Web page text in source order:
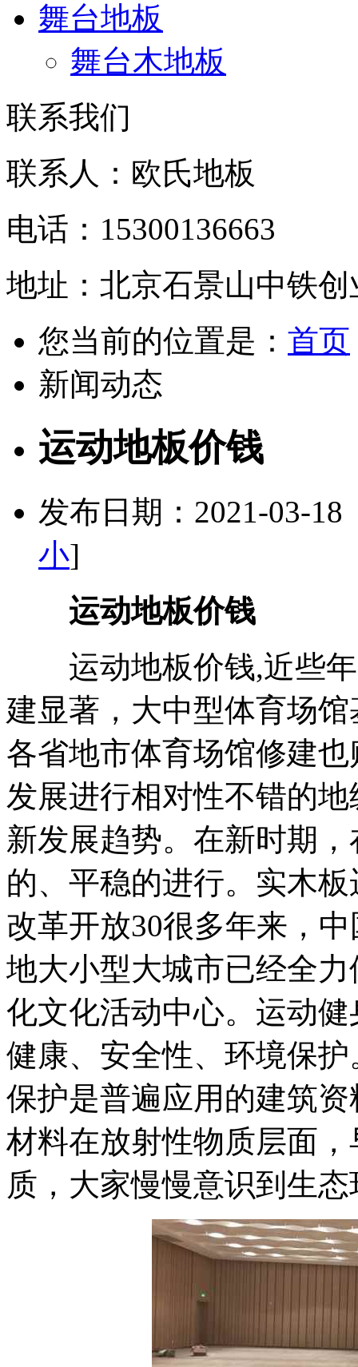
舞台地板
舞台木地板
联系我们
联系人：欧氏地板
电话：15300136663
地址：北京石景山中铁
您当前的位置是： 首页
新闻动态
运动地板价钱
发布日期：2021-03-
小]
运动地板价钱
运动地板价钱,近些年
建显著，大中型体育场
各省地市体育场馆修建
发展进行相对性不错的
新发展趋势。在新时期
的、平稳的进行。实木
改革开放30很多年来，
地大小型大城市已经全
化文化活动中心。运动
健康、安全性、环境保
保护是普遍应用的建筑
材料在放射性物质层面
质，大家慢慢意识到生